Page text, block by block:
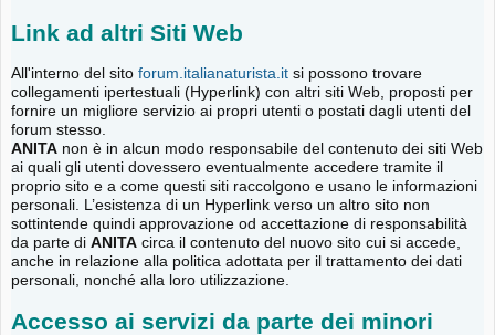
Link ad altri Siti Web
All'interno del sito forum.italianaturista.it si possono trovare
collegamenti ipertestuali (Hyperlink) con altri siti Web, proposti per
fornire un migliore servizio ai propri utenti o postati dagli utenti del
forum stesso.
ANITA non è in alcun modo responsabile del contenuto dei siti Web
ai quali gli utenti dovessero eventualmente accedere tramite il
proprio sito e a come questi siti raccolgono e usano le informazioni
personali. L’esistenza di un Hyperlink verso un altro sito non
sottintende quindi approvazione od accettazione di responsabilità
da parte di ANITA circa il contenuto del nuovo sito cui si accede,
anche in relazione alla politica adottata per il trattamento dei dati
personali, nonché alla loro utilizzazione.
Accesso ai servizi da parte dei minori